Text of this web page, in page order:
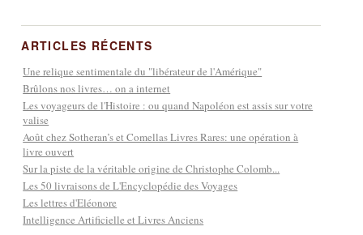
ARTICLES RÉCENTS
Une relique sentimentale du "libérateur de l'Amérique"
Brûlons nos livres… on a internet
Les voyageurs de l'Histoire : ou quand Napoléon est assis sur votre
valise
Août chez Sotheran’s et Comellas Livres Rares: une opération à
livre ouvert
Sur la piste de la véritable origine de Christophe Colomb...
Les 50 livraisons de L'Encyclopédie des Voyages
Les lettres d'Eléonore
Intelligence Artificielle et Livres Anciens